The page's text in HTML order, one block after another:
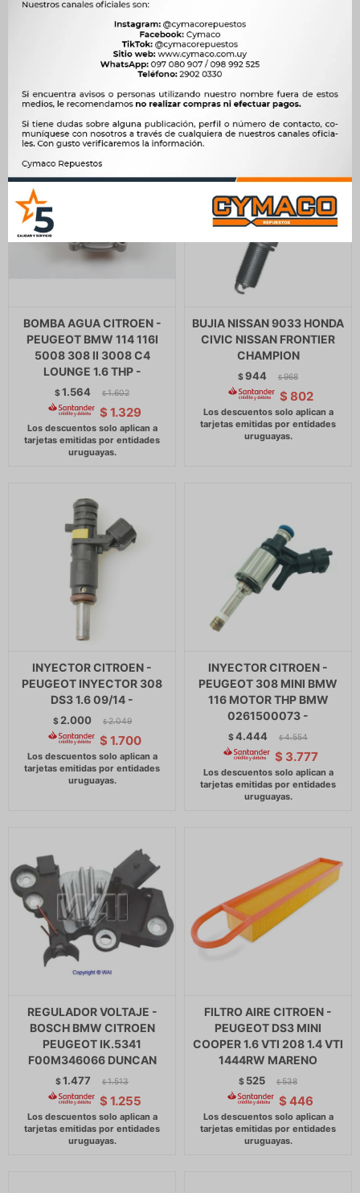
CITROEN PEUGEOT
MITSUBISHI 12V ZM
1.103
$915
346
BOMBA AGUA CITROEN -
PEUGEOT BMW 114 116I
5008 308 II 3008 C4
LOUNGE 1.6 THP -
$1.564 $ 1.602
$ 1.329
BUJIA NISSAN 9033 HONDA
CIVIC NISSAN FRONTIER
CHAMPION
$944 $ 968
$ 802
INYECTOR CITROEN -
PEUGEOT INYECTOR 308
DS3 1.6 09/14 -
$ 2.000 $ 2.049
$ 1.700
INYECTOR CITROEN -
PEUGEOT 308 MINI BMW
116 MOTOR THP BMW
0261500073 -
$4.444 $ 4.554
$ 3.777
REGULADOR VOLTAJE -
BOSCH BMW CITROEN
PEUGEOT IK.5341
F00M346066 DUNCAN
$1.477 $ 1.513
$ 1.255
FILTRO AIRE CITROEN -
PEUGEOT DS3 MINI
COOPER 1.6 VTI 208 1.4 VTI
1444RW MARENO
$ 525 $ 538
$ 446